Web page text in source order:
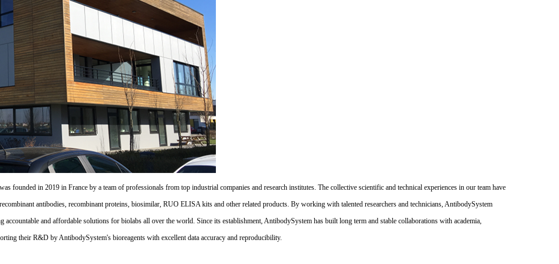
founded in 2019 in France by a team of professionals from top industrial companies and research institutes. The collective scientific and technical experiences in our team have
antibodies, recombinant proteins, biosimilar, RUO ELISA kits and other related products. By working with talented researchers and technicians, AntibodySystem
and affordable solutions for biolabs all over the world. Since its establishment, AntibodySystem has built long term and stable collaborations with academia,
their R&D by AntibodySystem's bioreagents with excellent data accuracy and reproducibility.